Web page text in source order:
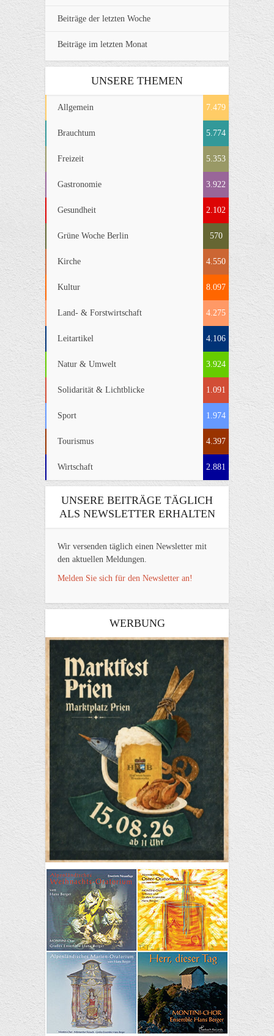
Beiträge der letzten Woche
Beiträge im letzten Monat
UNSERE THEMEN
Allgemein 7.479
Brauchtum 5.774
Freizeit 5.353
Gastronomie 3.922
Gesundheit 2.102
Grüne Woche Berlin 570
Kirche 4.550
Kultur 8.097
Land- & Forstwirtschaft 4.275
Leitartikel 4.106
Natur & Umwelt 3.924
Solidarität & Lichtblicke 1.091
Sport 1.974
Tourismus 4.397
Wirtschaft 2.881
UNSERE BEITRÄGE TÄGLICH
ALS NEWSLETTER ERHALTEN
Wir versenden täglich einen Newsletter mit
den aktuellen Meldungen.
Melden Sie sich für den Newsletter an!
WERBUNG